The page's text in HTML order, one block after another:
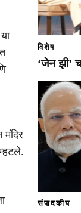
मंदिर
विशेष
‘जेन झी’
संपादकीय